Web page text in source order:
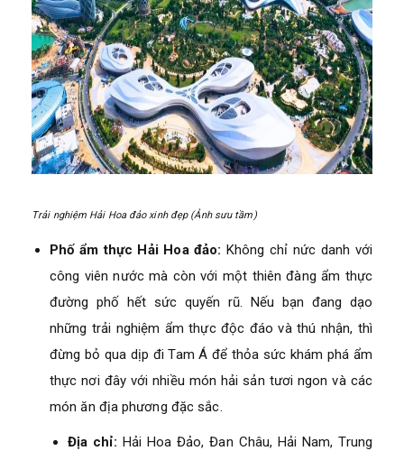
Trải nghiệm Hải Hoa đảo xinh đẹp (Ảnh sưu tầm)
Phố ẩm thực Hải Hoa đảo: Không chỉ nức danh với
công viên nước mà còn với một thiên đàng ẩm thực
đường phố hết sức quyến rũ. Nếu bạn đang dạo
những trải nghiệm ẩm thực độc đáo và thú nhận, thì
đừng bỏ qua dịp đi Tam Á để thỏa sức khám phá ẩm
thực nơi đây với nhiều món hải sản tươi ngon và các
món ăn địa phương đặc sắc.
Địa chỉ: Hải Hoa Đảo, Đan Châu, Hải Nam, Trung